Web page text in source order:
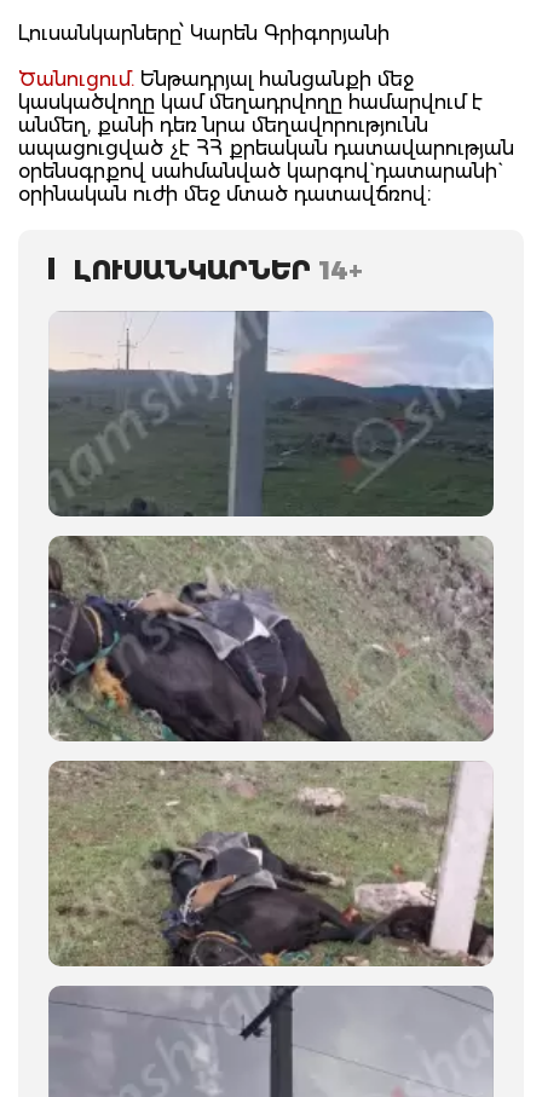
Լուսանկարները՝ Կարեն Գրիգորյանի
Ծանուցում. Ենթադրյալ հանցանքի մեջ
կասկածվողը կամ մեղադրվողը համարվում է
անմեղ, քանի դեռ նրա մեղավորությունն
ապացուցված չէ ՀՀ քրեական դատավարության
օրենսգրքով սահմանված կարգով` դատարանի`
օրինական ուժի մեջ մտած դատավճռով։
ԼՈՒՍԱՆԿԱՐՆԵՐ 14+